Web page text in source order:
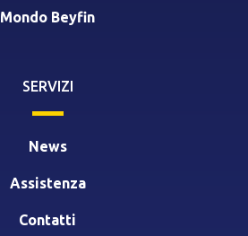
Mondo Beyfin
SERVIZI
News
Assistenza
Contatti